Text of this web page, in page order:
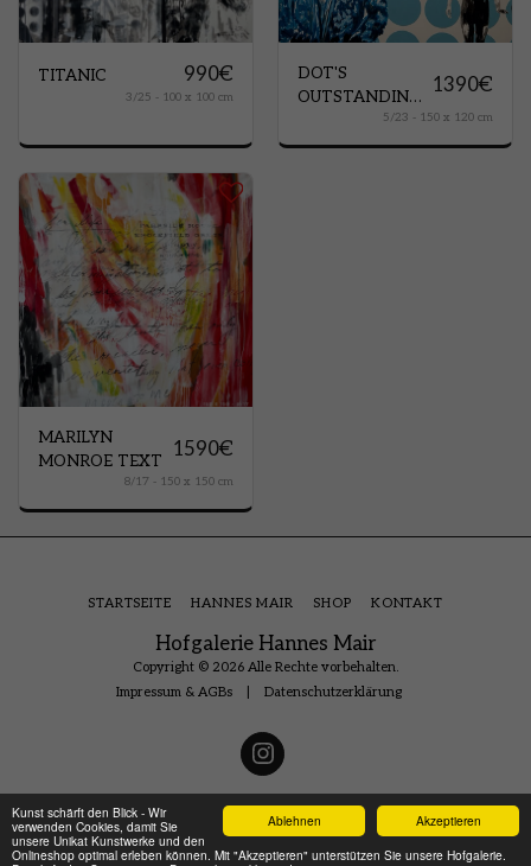
Akzeptieren
Ablehnen
Kunst schärft den Blick - Wir
verwenden Cookies, damit Sie
unsere Unikat Kunstwerke und den
Onlineshop optimal erleben können. Mit "Akzeptieren" unterstützen Sie unsere Hofgalerie.
TITANIC 990€
3/25 - 100 x 100 cm
DOT'S
OUTSTANDING
1390€
5/23 - 150 x 120 cm
MARILYN
MONROE TEXT
1590€
8/17 - 150 x 150 cm
Hofgalerie Hannes Mair
Copyright © 2026 Alle Rechte vorbehalten.
Impressum & AGBs| Datenschutzerklärung
STARTSEITE HANNES MAIR SHOP KONTAKT